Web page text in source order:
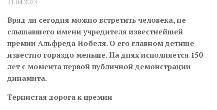
21.04.2023
Вряд ли сегодня можно встретить человека, не
слышавшего имени учредителя известнейшей
премии Альфреда Нобеля. О его главном детище
известно гораздо меньше. На днях исполняется 150
лет с момента первой публичной демонстрации
динамита.
Тернистая дорога к премии